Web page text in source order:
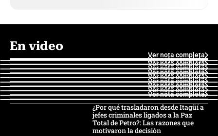
En video
Ver nota completa
Ver nota completa
Ver nota completa
Ver nota completa
Ver nota completa
Ver nota completa
Ver nota completa
Ver nota completa
Ver nota completa
Ver nota completa
¿Por qué trasladaron desde Itagüí a
jefes criminales ligados a la Paz
Total de Petro?: Las razones que
motivaron la decisión